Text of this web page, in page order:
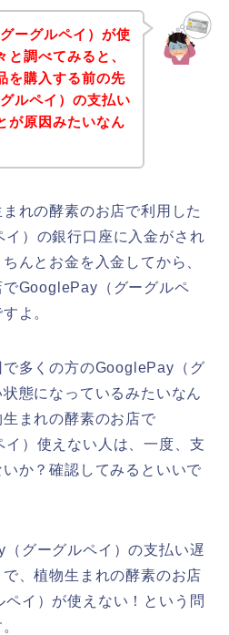
ーグルペイ）が使
と調べてみると、
を購入する前の先
ルペイ）の支払い
が原因みたいなん
れの酵素のお店で利用した
）の銀行口座に入金がされ
んとお金を入金してから、
GooglePay（グーグルペ
よ。
多くの方のGooglePay（グ
態になっているみたいなん
まれの酵素のお店で
）使えない人は、一度、支
か？確認してみるといいで
グーグルペイ）の支払い遅
、植物生まれの酵素のお店
イ）が使えない！という問